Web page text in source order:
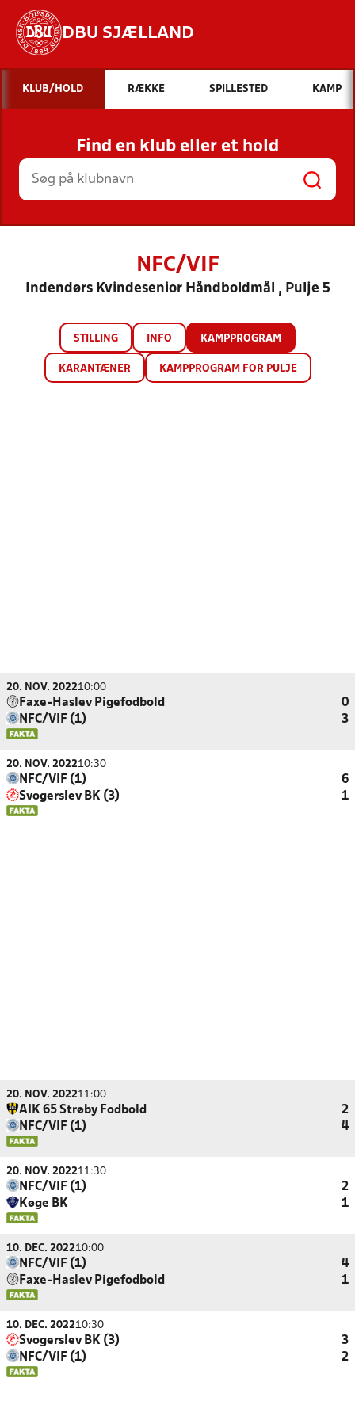
DBU SJÆLLAND
Hvad vil du søge efter?
INDHOLD OG NYHEDER
STILLINGER, RESULTATER, KLUBBER OG
HOLD
KLUB/HOLD RÆKKE SPILLESTED KAMP
Find en klub eller et hold
NFC/VIF
Indendørs Kvindesenior Håndboldmål , Pulje 5
STILLING INFO KAMPPROGRAM
KARANTÆNER KAMPPROGRAM FOR PULJE
20. NOV. 202210:00
Faxe-Haslev Pigefodbold
0
NFC/VIF (1)
3
20. NOV. 202210:30
NFC/VIF (1)
6
Svogerslev BK (3)
1
20. NOV. 202211:00
AIK 65 Strøby Fodbold
2
NFC/VIF (1)
4
20. NOV. 202211:30
NFC/VIF (1)
2
Køge BK
1
10. DEC. 202210:00
NFC/VIF (1)
4
Faxe-Haslev Pigefodbold
1
10. DEC. 202210:30
Svogerslev BK (3)
3
NFC/VIF (1)
2